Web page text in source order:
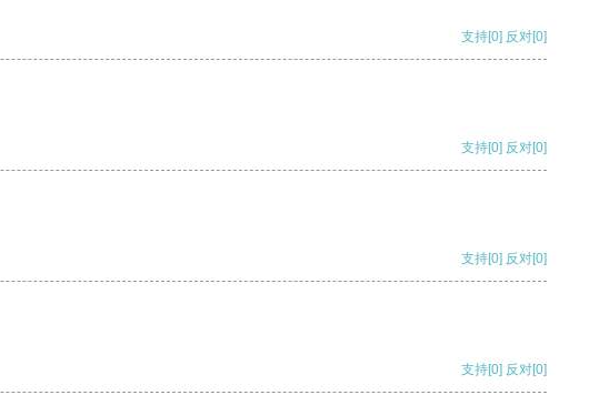
支持[0] 反对[0]
支持[0] 反对[0]
支持[0] 反对[0]
支持[0] 反对[0]